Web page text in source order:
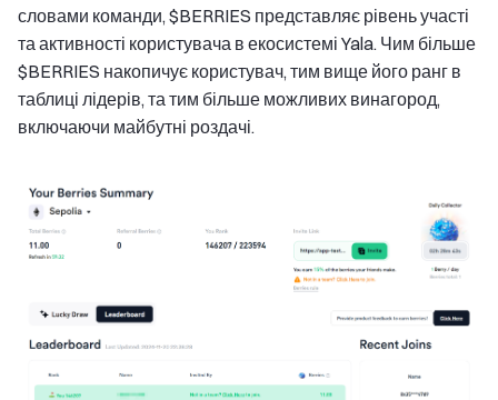
словами команди, $BERRIES представляє рівень участі
та активності користувача в екосистемі Yala. Чим більше
$BERRIES накопичує користувач, тим вище його ранг в
таблиці лідерів, та тим більше можливих винагород,
включаючи майбутні роздачі.